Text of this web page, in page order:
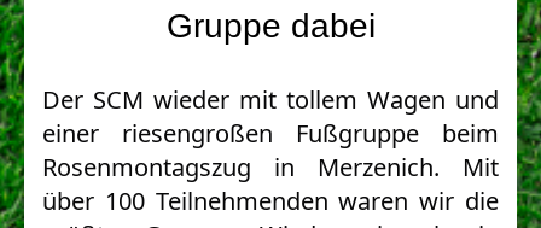
Gruppe dabei
Der SCM wieder mit tollem Wagen und
einer riesengroßen Fußgruppe beim
Rosenmontagszug in Merzenich. Mit
über 100 Teilnehmenden waren wir die